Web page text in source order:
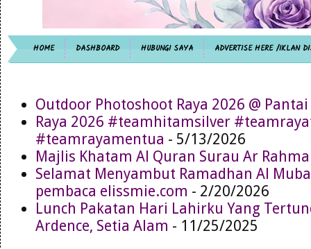
HOME DASHBOARD HUBUNGI SAYA ADVERTISE HERE /IKLAN
Outdoor Photoshoot Raya 2026 @ Pantai
Raya 2026 #teamhitamsilver
#teamrayamentua - 5/13/2026
Majlis Khatam Al Quran Surau Ar
Selamat Menyambut Ramadhan Al
pembaca elissmie.com - 2/20/2026
Lunch Pakatan Hari Lahirku Yang
Ardence, Setia Alam - 11/25/2025